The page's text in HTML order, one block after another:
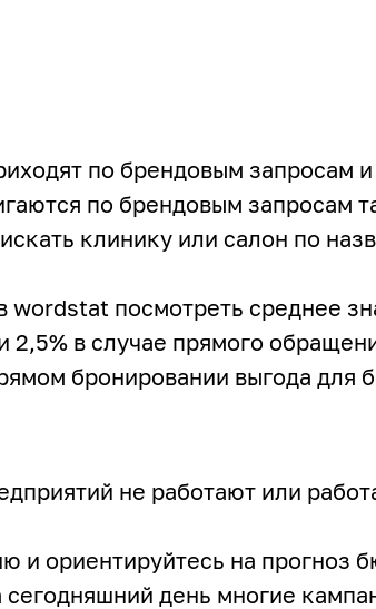
по брендовым запросам
по брендовым запросам
клинику или салон по
wordstat посмотреть среднее
2,5% в случае прямого
бронировании выгода для
не работают или
и ориентируйтесь на
день многие